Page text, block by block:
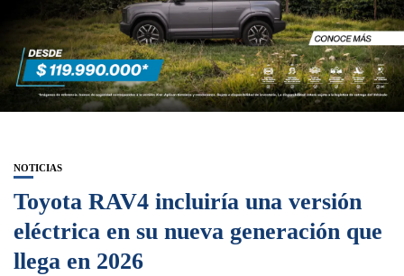
NOTICIAS
Toyota RAV4 incluiría una versión
eléctrica en su nueva generación que
llega en 2026